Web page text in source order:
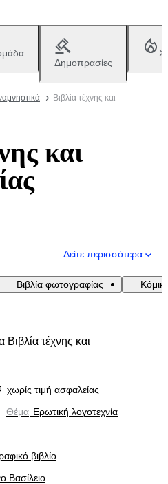
Δημοπρασίες
Βιβλία τέχνης και
και
Δείτε περισσότερα
Βιβλία φωτογραφίας
τέχνης και
χωρίς τιμή ασφαλείας
Θέμα Ερωτική λογοτεχνία
βιβλίο
Βασίλειο